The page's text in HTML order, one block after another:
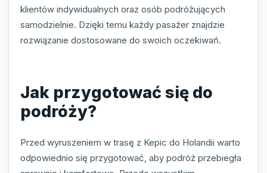
klientów indywidualnych oraz osób podróżujących
samodzielnie. Dzięki temu każdy pasażer znajdzie
rozwiązanie dostosowane do swoich oczekiwań.
Jak przygotować się do
podróży?
Przed wyruszeniem w trasę z Kepic do Holandii warto
odpowiednio się przygotować, aby podróż przebiegła